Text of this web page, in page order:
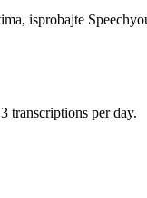
isprobajte
transcriptions per day.